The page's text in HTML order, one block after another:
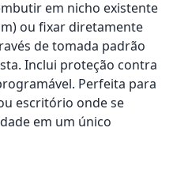
em nicho existente
ou fixar diretamente
de tomada padrão
Inclui proteção contra
Perfeita para
escritório onde se
em um único